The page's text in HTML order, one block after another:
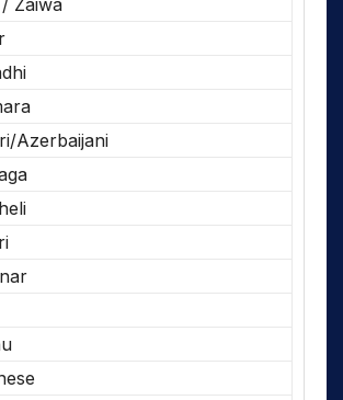
Zaiwa
Azerbaijani